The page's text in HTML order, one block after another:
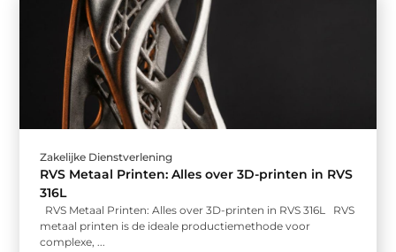
Zakelijke Dienstverlening
RVS Metaal Printen: Alles over 3D-printen in RVS
316L
RVS Metaal Printen: Alles over 3D-printen in RVS 316L RVS
metaal printen is de ideale productiemethode voor
complexe, ...